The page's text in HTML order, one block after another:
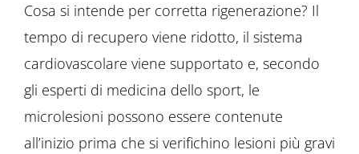
Cosa si intende per corretta rigenerazione? Il
tempo di recupero viene ridotto, il sistema
cardiovascolare viene supportato e, secondo
gli esperti di medicina dello sport, le
microlesioni possono essere contenute
all’inizio prima che si verifichino lesioni più gravi